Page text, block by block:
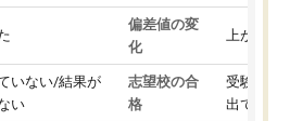
いない/結果が
い
偏差値の変
化
上がった
志望校の合
格
受験して
出ていな